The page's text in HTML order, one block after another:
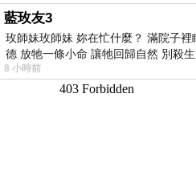
藍玫友3
玫師妹玫師妹 妳在忙什麼？ 滿院子
德 放牠一條小命 讓牠回歸自然 別殺
8 小時前